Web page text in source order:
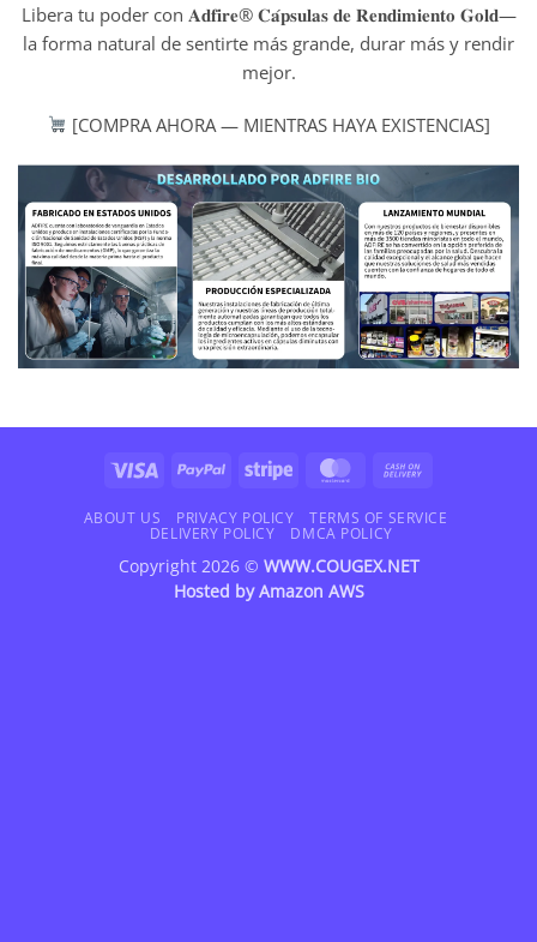
Libera tu poder con 𝐀𝐝𝐟𝐢𝐫𝐞® 𝐂𝐚́𝐩𝐬𝐮𝐥𝐚𝐬 𝐝𝐞 𝐑𝐞𝐧𝐝𝐢𝐦𝐢𝐞𝐧𝐭𝐨 𝐆𝐨𝐥𝐝—
la forma natural de sentirte más grande, durar más y rendir
mejor.
[COMPRA AHORA — MIENTRAS HAYA EXISTENCIAS]
Visa PayPal Stripe MasterCard
Delivery
ABOUT US PRIVACY POLICY
TERMS OF SERVICE
DELIVERY POLICY
DMCA POLICY
Copyright 2026 © WWW.COUGEX.NET
Hosted byAmazon AWS